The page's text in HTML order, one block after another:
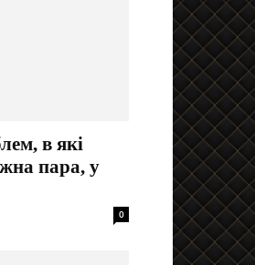
в які
пара, у
0